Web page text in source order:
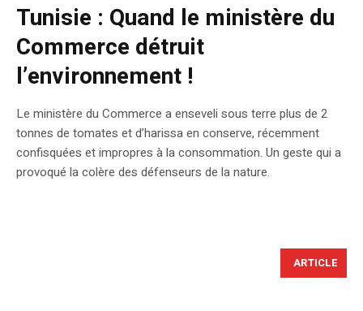
Tunisie : Quand le ministère du
Commerce détruit
l’environnement !
Le ministère du Commerce a enseveli sous terre plus de 2
tonnes de tomates et d’harissa en conserve, récemment
confisquées et impropres à la consommation. Un geste qui a
provoqué la colère des défenseurs de la nature.
ARTICLE